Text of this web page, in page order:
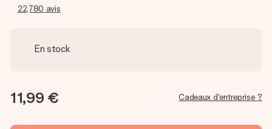
22,780 avis
En stock
11,99 € Cadeaux d'entreprise ?